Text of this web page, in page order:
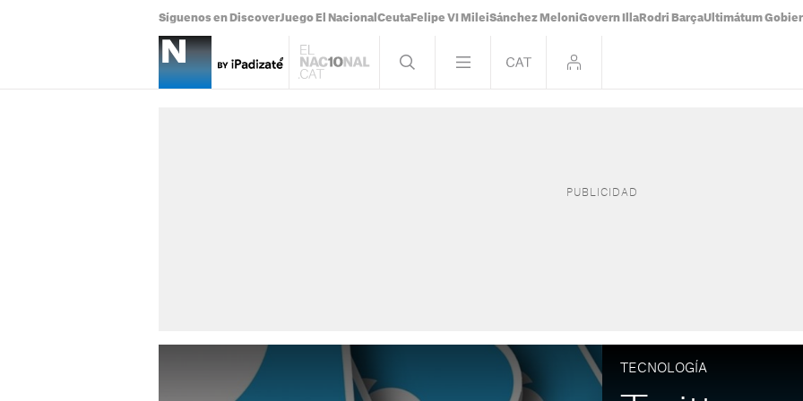
Síguenos en DiscoverJuego El Nacional Ceuta Felipe VI MileiSánchez MeloniGovern Illa Rodri BarçaUltimátum
TECNOLOGÍA